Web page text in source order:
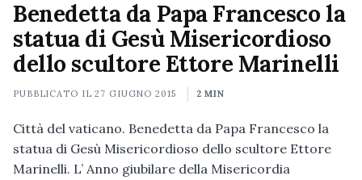
Benedetta da Papa Francesco la
statua di Gesù Misericordioso
dello scultore Ettore Marinelli
PUBBLICATO IL27 GIUGNO 2015 2 MIN
Città del vaticano. Benedetta da Papa Francesco la
statua di Gesù Misericordioso dello scultore Ettore
Marinelli. L’ Anno giubilare della Misericordia